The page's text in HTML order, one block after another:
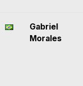
Gabriel
Morales